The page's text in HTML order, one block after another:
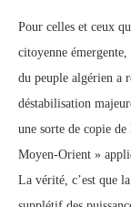
Pour celles et ceux
citoyenne
du peuple algérien a
déstabilisation
une sorte de copie
Moyen-Orient »
La vérité, c’est que